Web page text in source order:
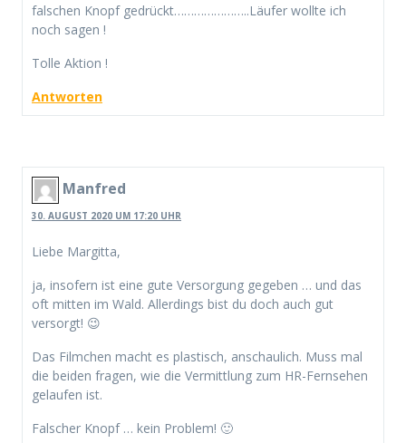
falschen Knopf gedrückt…………………..Läufer wollte ich
noch sagen !
Tolle Aktion !
Antworten
Manfred
30. AUGUST 2020 UM 17:20 UHR
Liebe Margitta,
ja, insofern ist eine gute Versorgung gegeben … und das
oft mitten im Wald. Allerdings bist du doch auch gut
versorgt! 😉
Das Filmchen macht es plastisch, anschaulich. Muss mal
die beiden fragen, wie die Vermittlung zum HR-Fernsehen
gelaufen ist.
Falscher Knopf … kein Problem! 🙂